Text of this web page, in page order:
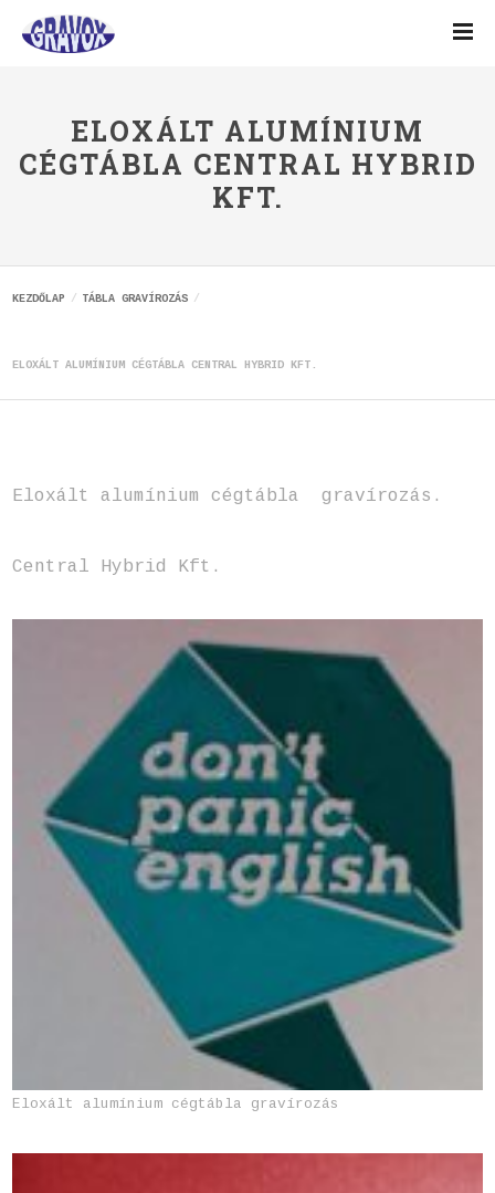
ELOXÁLT ALUMÍNIUM
CÉGTÁBLA CENTRAL HYBRID
KFT.
KEZDŐLAP TÁBLA GRAVÍROZÁS
ELOXÁLT ALUMÍNIUM CÉGTÁBLA CENTRAL HYBRID KFT.
Eloxált alumínium cégtábla gravírozás.
Central Hybrid Kft.
Eloxált alumínium cégtábla gravírozás